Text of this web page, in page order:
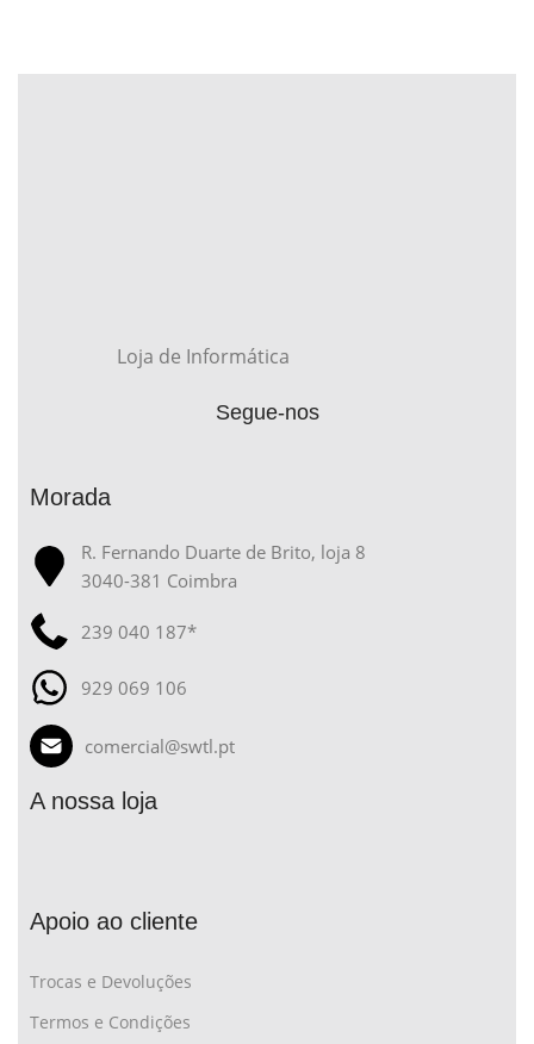
Loja de Informática
Segue-nos
Morada
R. Fernando Duarte de Brito, loja 8
3040-381 Coimbra
239 040 187*
929 069 106
comercial@swtl.pt
A nossa loja
Apoio ao cliente
Trocas e Devoluções
Termos e Condições